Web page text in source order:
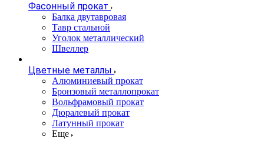
Фасонный прокат
Балка двутавровая
Тавр стальной
Уголок металлический
Швеллер
Цветные металлы
Алюминиевый прокат
Бронзовый металлопрокат
Вольфрамовый прокат
Дюралевый прокат
Латунный прокат
Еще